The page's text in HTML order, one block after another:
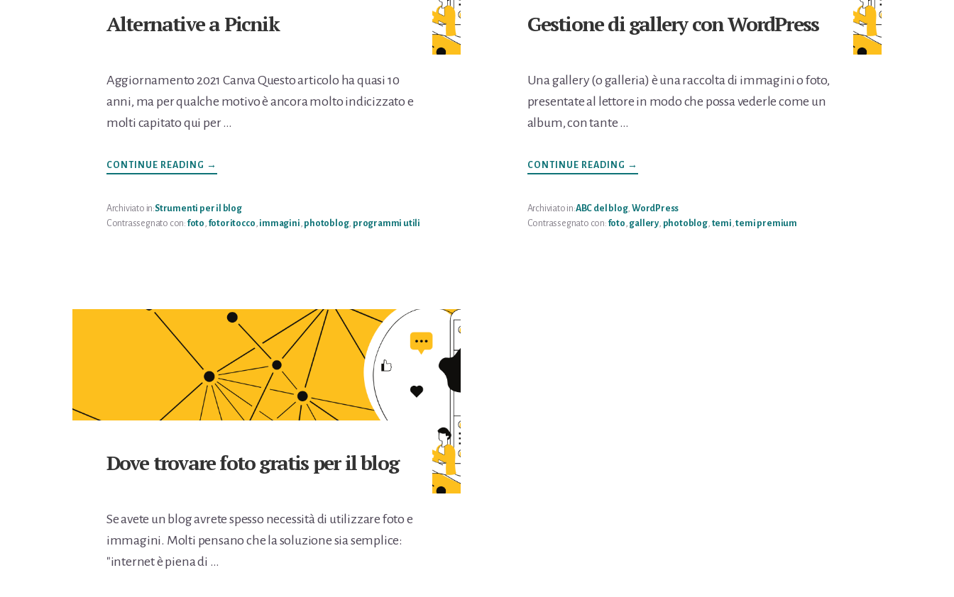
Alternative a Picnik
Aggiornamento 2021 Canva Questo articolo ha quasi 10
anni, ma per qualche motivo è ancora molto indicizzato e
molti capitato qui per …
CONTINUE READING INFOALTERNATIVE
A
→
Archiviato in:Strumenti per il blog
Contrassegnato con: foto, fotoritocco, immagini, photoblog, programmi utili
Gestione di gallery con WordPress
Una gallery (o galleria) è una raccolta di immagini o foto,
presentate al lettore in modo che possa vederle come un
album, con tante …
CONTINUE READING INFOGESTIONE
DI
WORDPRESS
→
Archiviato in:ABC del blog,WordPress
Contrassegnato con: foto, gallery, photoblog, temi,temi premium
Dove trovare foto gratis per il blog
Se avete un blog avrete spesso necessità di utilizzare foto e
immagini. Molti pensano che la soluzione sia semplice:
"internet è piena di …